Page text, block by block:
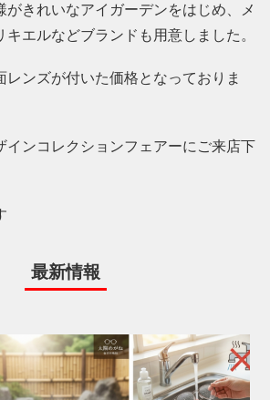
がきれいなアイガーデンをはじめ、メ
キエルなどブランドも用意しました。
レンズが付いた価格となっておりま
インコレクションフェアーにご来店下
最新情報